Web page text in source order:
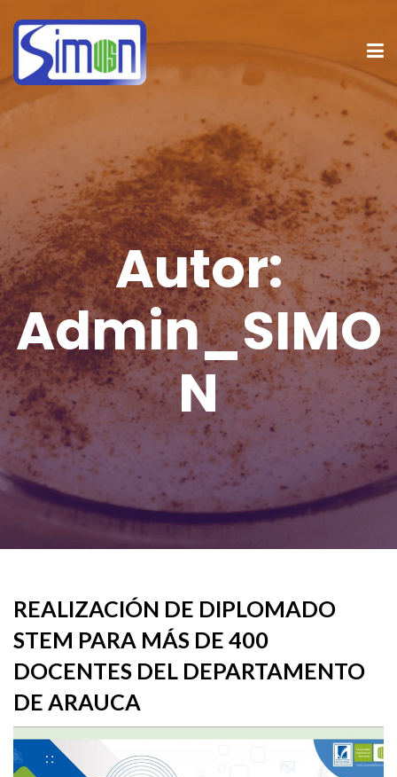
Autor:
Admin_SIMO
N
REALIZACIÓN DE DIPLOMADO
STEM PARA MÁS DE 400
DOCENTES DEL DEPARTAMENTO
DE ARAUCA